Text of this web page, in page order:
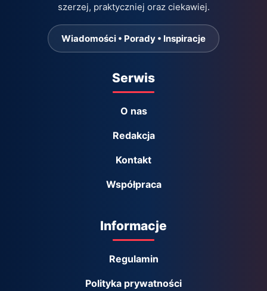
szerzej, praktyczniej oraz ciekawiej.
Wiadomości • Porady • Inspiracje
Serwis
O nas
Redakcja
Kontakt
Współpraca
Informacje
Regulamin
Polityka prywatności